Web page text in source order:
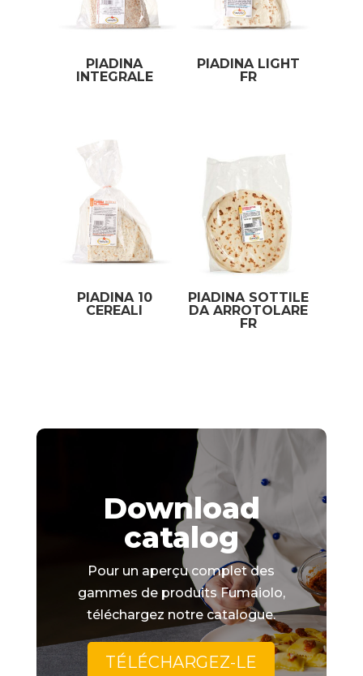
PIADINA
INTEGRALE
PIADINA LIGHT
FR
PIADINA 10
CEREALI
PIADINA SOTTILE
DA ARROTOLARE
FR
Download
catalog
Pour un aperçu complet des
gammes de produits Fumaiolo,
téléchargez notre catalogue.
TÉLÉCHARGEZ-LE